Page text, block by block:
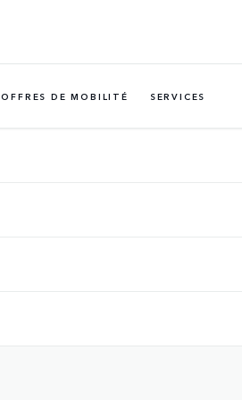
OFFRES DE MOBILITÉ SERVICES